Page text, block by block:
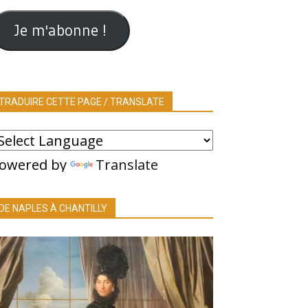
Je m'abonne !
CETTE PAGE / TRANSLATE
by Translate
NAPLES À CHANTILLY